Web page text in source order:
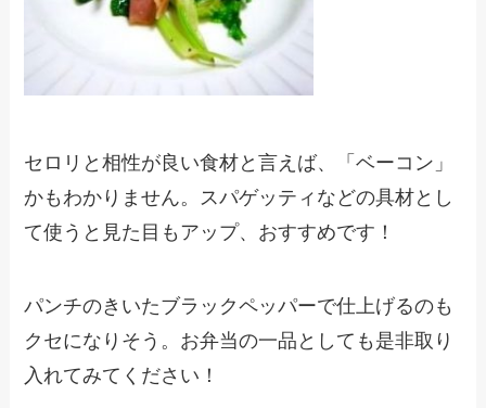
セロリと相性が良い食材と言えば、「ベーコン」
かもわかりません。スパゲッティなどの具材とし
て使うと見た目もアップ、おすすめです！
パンチのきいたブラックペッパーで仕上げるのも
クセになりそう。お弁当の一品としても是非取り
入れてみてください！